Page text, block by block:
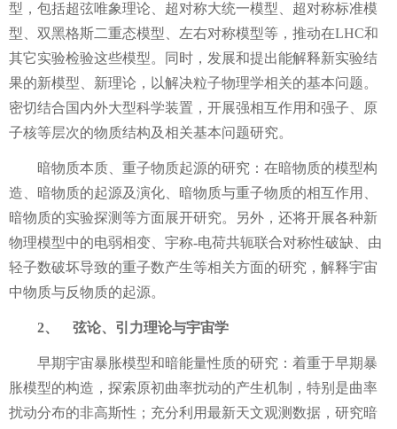
型，包括超弦唯象理论、超对称大统一模型、超对称标准模
型、双黑格斯二重态模型、左右对称模型等，推动在LHC和
其它实验检验这些模型。同时，发展和提出能解释新实验结
果的新模型、新理论，以解决粒子物理学相关的基本问题。
密切结合国内外大型科学装置，开展强相互作用和强子、原
子核等层次的物质结构及相关基本问题研究。
暗物质本质、重子物质起源的研究：在暗物质的模型构
造、暗物质的起源及演化、暗物质与重子物质的相互作用、
暗物质的实验探测等方面展开研究。另外，还将开展各种新
物理模型中的电弱相变、宇称-电荷共轭联合对称性破缺、由
轻子数破坏导致的重子数产生等相关方面的研究，解释宇宙
中物质与反物质的起源。
2、 弦论、引力理论与宇宙学
早期宇宙暴胀模型和暗能量性质的研究：着重于早期暴
胀模型的构造，探索原初曲率扰动的产生机制，特别是曲率
扰动分布的非高斯性；充分利用最新天文观测数据，研究暗